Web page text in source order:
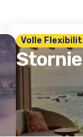
Volle